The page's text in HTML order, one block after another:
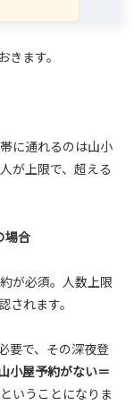
ます。
に通れるのは山小
が上限で、超える
場合
が必須。人数上限
れます。
要で、その深夜登
小屋予約がない＝
ということになりま